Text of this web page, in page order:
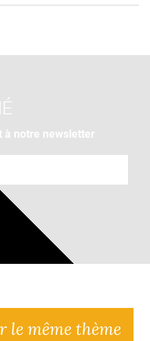
à notre newsletter
le même thème